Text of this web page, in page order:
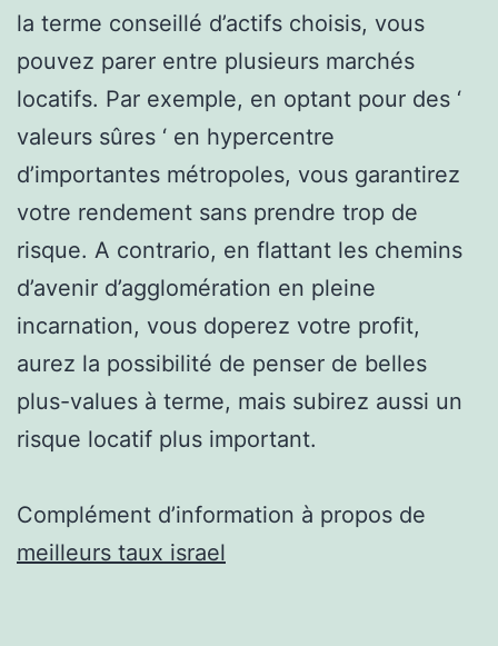
la terme conseillé d’actifs choisis, vous
pouvez parer entre plusieurs marchés
locatifs. Par exemple, en optant pour des ‘
valeurs sûres ‘ en hypercentre
d’importantes métropoles, vous garantirez
votre rendement sans prendre trop de
risque. A contrario, en flattant les chemins
d’avenir d’agglomération en pleine
incarnation, vous doperez votre profit,
aurez la possibilité de penser de belles
plus-values à terme, mais subirez aussi un
risque locatif plus important.
Complément d’information à propos de
meilleurs taux israel